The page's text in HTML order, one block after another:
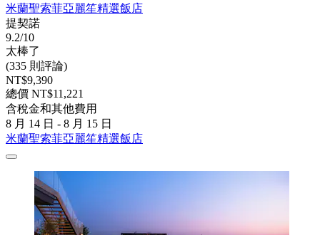
米蘭聖索菲亞麗笙精選飯店
提契諾
9.2/10
太棒了
(335 則評論)
NT$9,390
總價 NT$11,221
含稅金和其他費用
8 月 14 日 - 8 月 15 日
米蘭聖索菲亞麗笙精選飯店